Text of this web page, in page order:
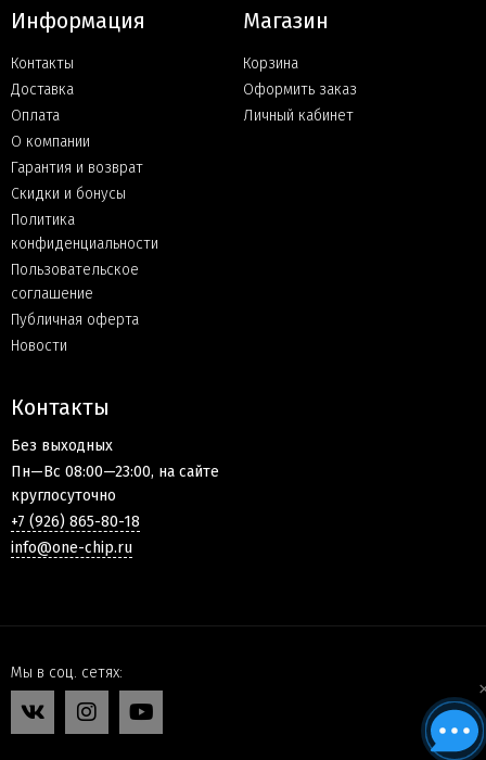
Информация
Контакты
Доставка
Оплата
О компании
Гарантия и возврат
Скидки и бонусы
Политика
конфиденциальности
Пользовательское
соглашение
Публичная оферта
Новости
Магазин
Корзина
Оформить заказ
Личный кабинет
Контакты
Без выходных
Пн—Вс 08:00—23:00, на сайте
круглосуточно
+7 (926) 865-80-18
info@one-chip.ru
Мы в соц. сетях